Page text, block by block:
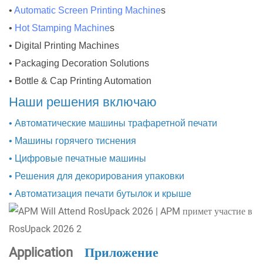
• Automatic Screen Printing Machines
• Hot Stamping Machines
• Digital Printing Machines
• Packaging Decoration Solutions
• Bottle & Cap Printing Automation
Наши решения включаю
• Автоматические машины трафаретной печати
• Машины горячего тиснения
• Цифровые печатные машины
• Решения для декорирования упаковки
• Автоматизация печати бутылок и крыше
Application Приложение